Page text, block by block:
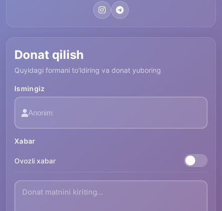
Donat qilish
Quyidagi formani to'ldiring va donat yuboring
Ismingiz
Xabar
Ovozli xabar